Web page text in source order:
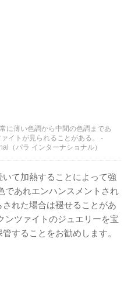
に薄い色調から中間の色調まであ
イトが見られることがある。 -
（パラ インターナショナル）
て加熱することによって強
であれエンハンスメントされ
れた場合は褪せることがあ
ンツァイトのジュエリーを宝
することをお勧めします。